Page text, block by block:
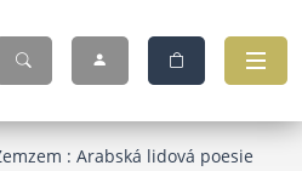
: Arabská lidová poesie